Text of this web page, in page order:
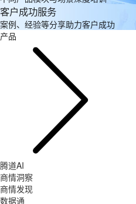
客户成功服务
案例、经验等分享助力客户成功
产品
腾道AI
商情洞察
商情发现
数据通